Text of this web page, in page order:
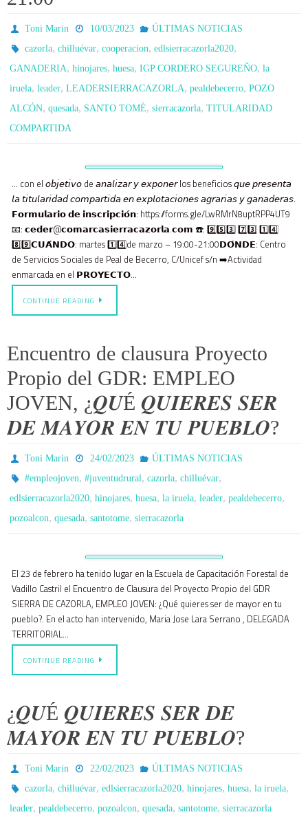
Toni Marin 10/03/2023
ÚLTIMAS NOTICIAS
cazorla,chilluévar,cooperacion,edlsierracazorla2020,
GANADERIA, hinojares, huesa, IGP CORDERO SEGUREÑO, la
iruela, leader, LEADERSIERRACAZORLA, pealdebecerro, POZO
ALCÓN, quesada, SANTO TOMÉ, sierracazorla, TITULARIDAD
COMPARTIDA
… con el 𝘰𝘣𝘫𝘦𝘵𝘪𝘷𝘰 de 𝘢𝘯𝘢𝘭𝘪𝘻𝘢𝘳 𝘺 𝘦𝘹𝘱𝘰𝘯𝘦𝘳 los beneficios 𝘲𝘶𝘦 𝘱𝘳𝘦𝘴𝘦𝘯𝘵𝘢
𝘭𝘢 𝘵𝘪𝘵𝘶𝘭𝘢𝘳𝘪𝘥𝘢𝘥 𝘤𝘰𝘮𝘱𝘢𝘳𝘵𝘪𝘥𝘢 𝘦𝘯 𝘦𝘹𝘱𝘭𝘰𝘵𝘢𝘤𝘪𝘰𝘯𝘦𝘴 𝘢𝘨𝘳𝘢𝘳𝘪𝘢𝘴 𝘺 𝘨𝘢𝘯𝘢𝘥𝘦𝘳𝘢𝘴.
𝗙𝗼𝗿𝗺𝘂𝗹𝗮𝗿𝗶𝗼 𝗱𝗲 𝗶𝗻𝘀𝗰𝗿𝗶𝗽𝗰𝗶𝗼́𝗻: https://forms.gle/LwRMrN8uptRPP4UT9
📧: 𝗰𝗲𝗱𝗲𝗿@𝗰𝗼𝗺𝗮𝗿𝗰𝗮𝘀𝗶𝗲𝗿𝗿𝗮𝗰𝗮𝘇𝗼𝗿𝗹𝗮.𝗰𝗼𝗺 ☎️: 9️⃣5️⃣3️⃣ 7️⃣3️⃣ 1️⃣4️⃣
8️⃣9️⃣𝗖𝗨𝗔́𝗡𝗗𝗢: martes 1️⃣4️⃣de marzo – 19:00-21:00𝗗𝗢́𝗡𝗗𝗘: Centro
de Servicios Sociales de Peal de Becerro, C/Unicef s/n ➡️Actividad
enmarcada en el 𝗣𝗥𝗢𝗬𝗘𝗖𝗧𝗢…
CONTINUE READING
Encuentro de clausura Proyecto
Propio del GDR: EMPLEO
JOVEN, ¿𝑸𝑼É 𝑸𝑼𝑰𝑬𝑹𝑬𝑺 𝑺𝑬𝑹
𝑫𝑬 𝑴𝑨𝒀𝑶𝑹 𝑬𝑵 𝑻𝑼 𝑷𝑼𝑬𝑩𝑳𝑶?
Toni Marin 24/02/2023
ÚLTIMAS NOTICIAS
#empleojoven,#juventudrural,cazorla,chilluévar,
edlsierracazorla2020, hinojares, huesa, la iruela, leader, pealdebecerro,
pozoalcon, quesada, santotome, sierracazorla
El 23 de febrero ha tenido lugar en la Escuela de Capacitación Forestal de
Vadillo Castril el Encuentro de Clausura del Proyecto Propio del GDR
SIERRA DE CAZORLA, EMPLEO JOVEN: ¿Qué quieres ser de mayor en tu
pueblo?. En el acto han intervenido, Maria Jose Lara Serrano , DELEGADA
TERRITORIAL…
CONTINUE READING
¿𝑸𝑼É 𝑸𝑼𝑰𝑬𝑹𝑬𝑺 𝑺𝑬𝑹 𝑫𝑬
𝑴𝑨𝒀𝑶𝑹 𝑬𝑵 𝑻𝑼 𝑷𝑼𝑬𝑩𝑳𝑶?
Toni Marin 22/02/2023
ÚLTIMAS NOTICIAS
cazorla,chilluévar,edlsierracazorla2020,hinojares,huesa,la iruela,
leader, pealdebecerro, pozoalcon, quesada, santotome, sierracazorla